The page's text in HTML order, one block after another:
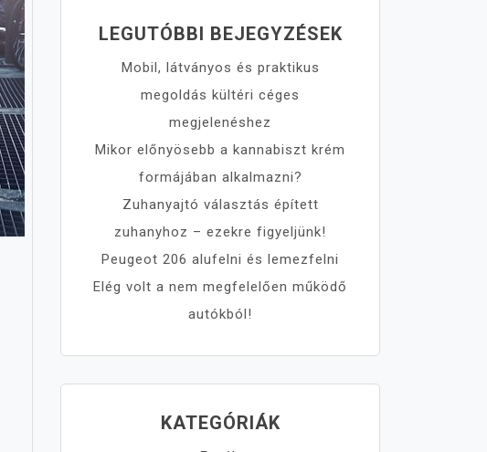
LEGUTÓBBI BEJEGYZÉSEK
Mobil, látványos és praktikus
megoldás kültéri céges
megjelenéshez
Mikor előnyösebb a kannabiszt krém
formájában alkalmazni?
Zuhanyajtó választás épített
zuhanyhoz – ezekre figyeljünk!
Peugeot 206 alufelni és lemezfelni
Elég volt a nem megfelelően működő
autókból!
KATEGÓRIÁK